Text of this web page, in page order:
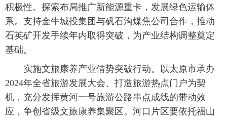
积极性。探索布局推广新能源重卡，发展绿色运输体
系。支持金牛城投集团与矾石沟煤焦公司合作，推动
石英矿开发手续年内取得突破，为产业结构调整奠定
基础。
实施文旅康养产业借势突破行动。以太原市承办
2024年全省旅游发展大会、打造旅游热点门户为契
机，充分发挥黄河一号旅游公路串点成线的带动效
应，争创省级文旅康养集聚区。河口片区要依托福山